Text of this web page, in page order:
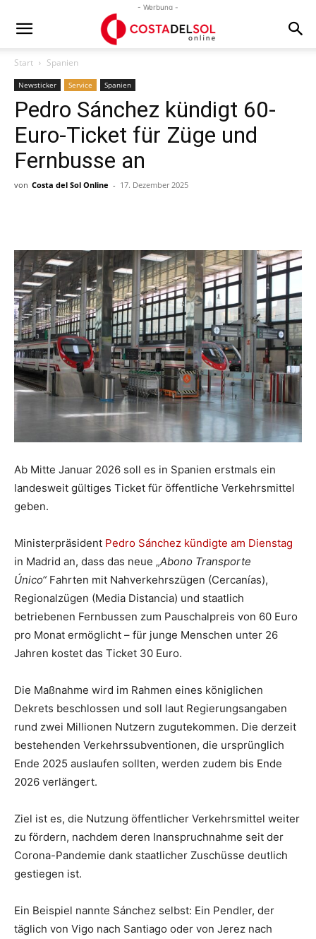
- Werbung -
Start Spanien
Newsticker Service Spanien
Pedro Sánchez kündigt 60-
Euro-Ticket für Züge und
Fernbusse an
von Costa del Sol Online - 17. Dezember 2025
Ab Mitte Januar 2026 soll es in Spanien erstmals ein
landesweit gültiges Ticket für öffentliche Verkehrsmittel
geben.
Ministerpräsident Pedro Sánchez kündigte am Dienstag
in Madrid an, dass das neue „Abono Transporte
Único“Fahrten mit Nahverkehrszügen (Cercanías),
Regionalzügen (Media Distancia) und staatlich
betriebenen Fernbussen zum Pauschalpreis von 60 Euro
pro Monat ermöglicht – für junge Menschen unter 26
Jahren kostet das Ticket 30 Euro.
Die Maßnahme wird im Rahmen eines königlichen
Dekrets beschlossen und soll laut Regierungsangaben
rund zwei Millionen Nutzern zugutekommen. Die derzeit
bestehenden Verkehrssubventionen, die ursprünglich
Ende 2025 auslaufen sollten, werden zudem bis Ende
2026 verlängert.
Ziel ist es, die Nutzung öffentlicher Verkehrsmittel weiter
zu fördern, nachdem deren Inanspruchnahme seit der
Corona-Pandemie dank staatlicher Zuschüsse deutlich
gestiegen ist.
Ein Beispiel nannte Sánchez selbst: Ein Pendler, der
täglich von Vigo nach Santiago oder von Jerez nach